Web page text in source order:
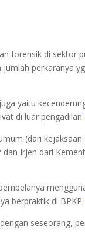
forensik di sektor
perkaranya
yaitu
di luar
(dari kejaksaan
Irjen dari
berpraktik di
seseorang,